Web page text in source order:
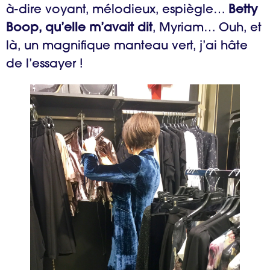
à-dire voyant, mélodieux, espiègle… Betty
Boop, qu’elle m’avait dit, Myriam… Ouh, et
là, un magnifique manteau vert, j’ai hâte
de l’essayer !